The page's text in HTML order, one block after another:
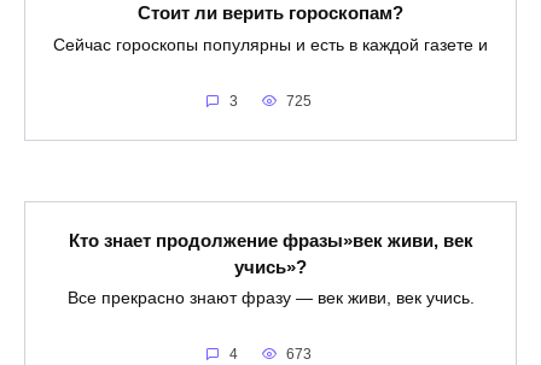
Стоит ли верить гороскопам?
Сейчас гороскопы популярны и есть в каждой газете и
3 725
Кто знает продолжение фразы»век живи, век
учись»?
Все прекрасно знают фразу — век живи, век учись.
4 673